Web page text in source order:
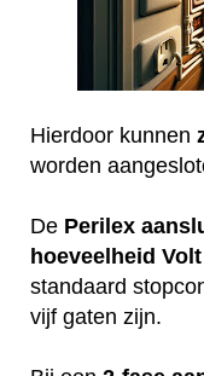
Hierdoor kunnen
worden
De Perilex
hoeveelheid Volt
standaard
vijf gaten zijn.